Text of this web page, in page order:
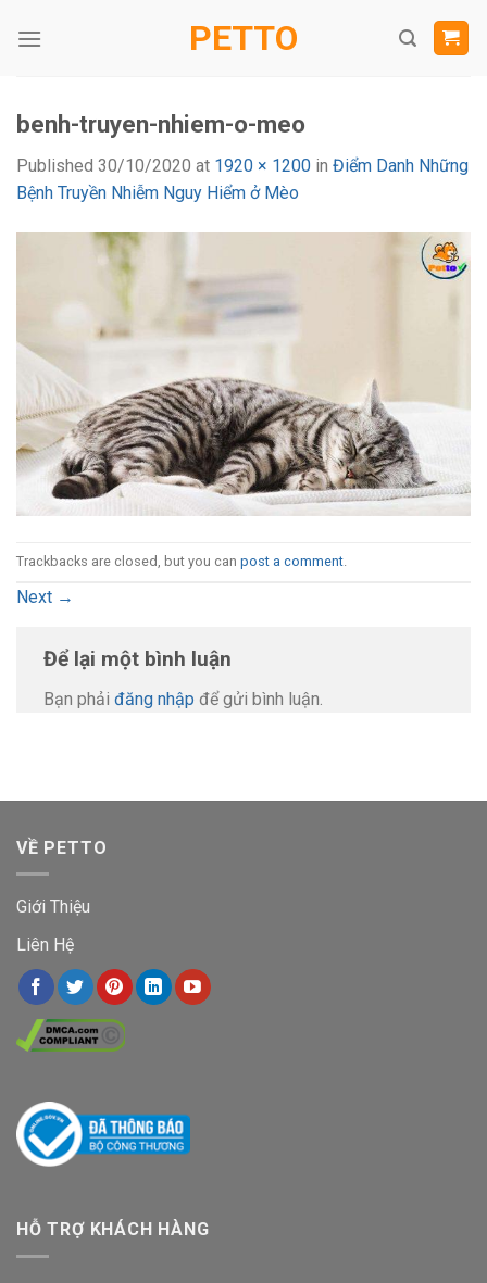
PETTO
benh-truyen-nhiem-o-meo
Published 30/10/2020 at 1920 × 1200 in Điểm Danh Những
Bệnh Truyền Nhiễm Nguy Hiểm ở Mèo
Trackbacks are closed, but you can post a comment
Next →
Để lại một bình luận
Bạn phải đăng nhập để gửi bình luận.
VỀ PETTO
Giới Thiệu
Liên Hệ
HỖ TRỢ KHÁCH HÀNG